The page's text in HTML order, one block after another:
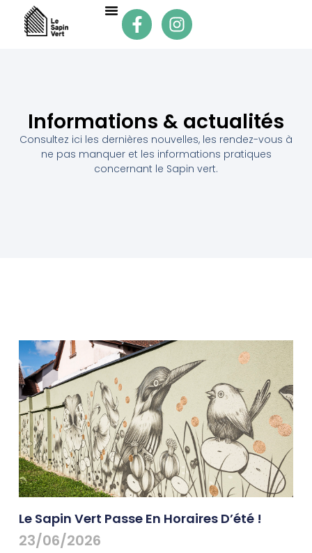
Informations & actualités
Consultez ici les dernières nouvelles, les rendez-vous à
ne pas manquer et les informations pratiques
concernant le Sapin vert.
Le Sapin Vert Passe En Horaires D’été !
23/06/2026